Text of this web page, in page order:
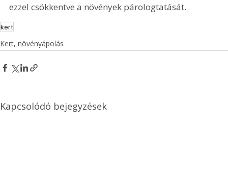
ezzel csökkentve a növények párologtatását.
kert
Kert, növényápolás
Kapcsolódó bejegyzések